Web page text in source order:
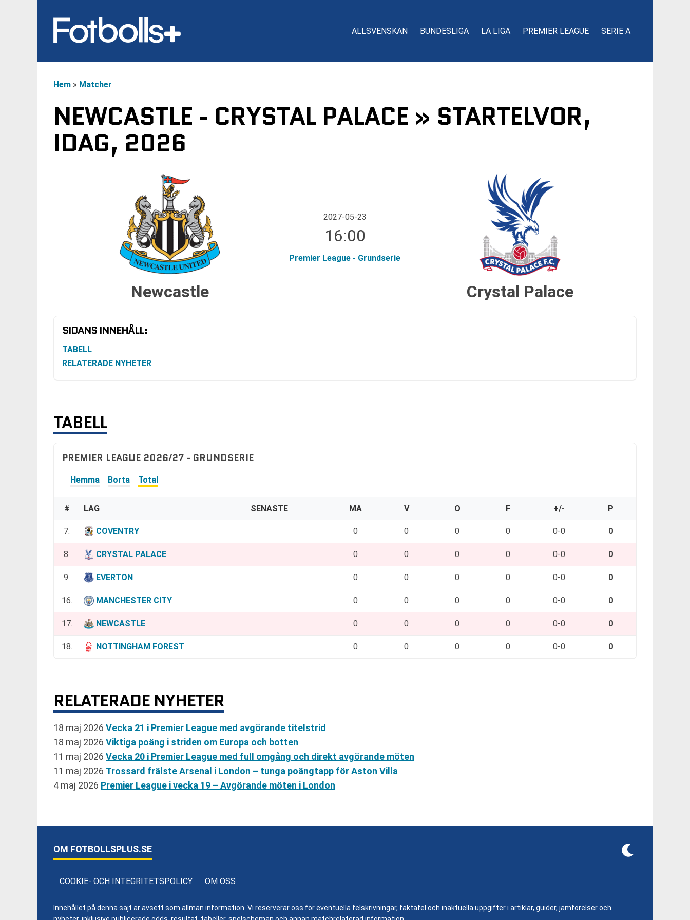
ALLSVENSKAN BUNDESLIGA LA LIGA PREMIER LEAGUE SERIE A
Hem » Matcher
NEWCASTLE - CRYSTAL PALACE » STARTELVOR,
IDAG, 2026
Newcastle
2027-05-23
16:00
Premier League - Grundserie
Crystal Palace
SIDANS INNEHÅLL:
TABELL
RELATERADE NYHETER
TABELL
PREMIER LEAGUE 2026/27 - GRUNDSERIE
Hemma Borta Total
# LAG SENASTE MA V O F +/- P
7. COVENTRY 0 0 0 0 0-0 0
8. CRYSTAL PALACE 0 0 0 0 0-0 0
9. EVERTON 0 0 0 0 0-0 0
16. MANCHESTER CITY 0 0 0 0 0-0 0
17. NEWCASTLE 0 0 0 0 0-0 0
18. NOTTINGHAM FOREST 0 0 0 0 0-0 0
RELATERADE NYHETER
18 maj 2026 Vecka 21 i Premier League med avgörande titelstrid
18 maj 2026 Viktiga poäng i striden om Europa och botten
11 maj 2026 Vecka 20 i Premier League med full omgång och direkt avgörande möten
11 maj 2026 Trossard frälste Arsenal i London – tunga poängtapp för Aston Villa
4 maj 2026 Premier League i vecka 19 – Avgörande möten i London
OM FOTBOLLSPLUS.SE
COOKIE- OCH INTEGRITETSPOLICY OM OSS
Innehållet på denna sajt är avsett som allmän information. Vi reserverar oss för eventuella felskrivningar, faktafel och inaktuella uppgifter i artiklar, guider, jämförelser och